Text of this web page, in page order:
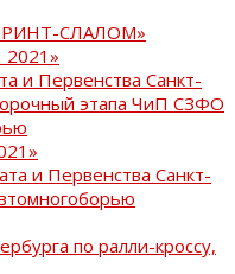
СЛАЛОМ»
2021»
и Первенства Санкт-
этапа ЧиП СЗФО
и Первенства Санкт-
по ралли-кроссу,